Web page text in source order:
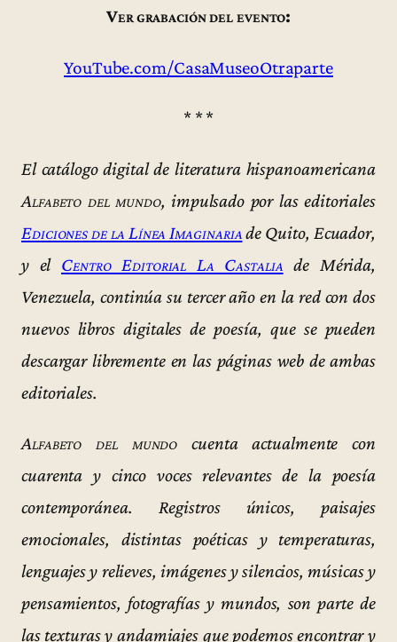
Ver grabación del evento:
YouTube.com/CasaMuseoOtraparte
* * *
El catálogo digital de literatura hispanoamericana
Alfabeto del mundo, impulsado por las editoriales
Ediciones de la Línea Imaginariade Quito, Ecuador,
y el Centro Editorial La Castalia de Mérida,
Venezuela, continúa su tercer año en la red con dos
nuevos libros digitales de poesía, que se pueden
descargar libremente en las páginas web de ambas
editoriales.
Alfabeto del mundo cuenta actualmente con
cuarenta y cinco voces relevantes de la poesía
contemporánea. Registros únicos, paisajes
emocionales, distintas poéticas y temperaturas,
lenguajes y relieves, imágenes y silencios, músicas y
pensamientos, fotografías y mundos, son parte de
las texturas y andamiajes que podemos encontrar y